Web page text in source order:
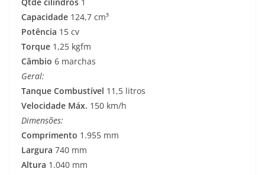
Capacidade 124,7 cm³
Potência 15 cv
Torque 1,25 kgfm
Câmbio 6 marchas
Geral:
Tanque Combustível 11,5 litros
Velocidade Máx. 150 km/h
Dimensões:
Comprimento 1.955 mm
Largura 740 mm
Altura 1.040 mm